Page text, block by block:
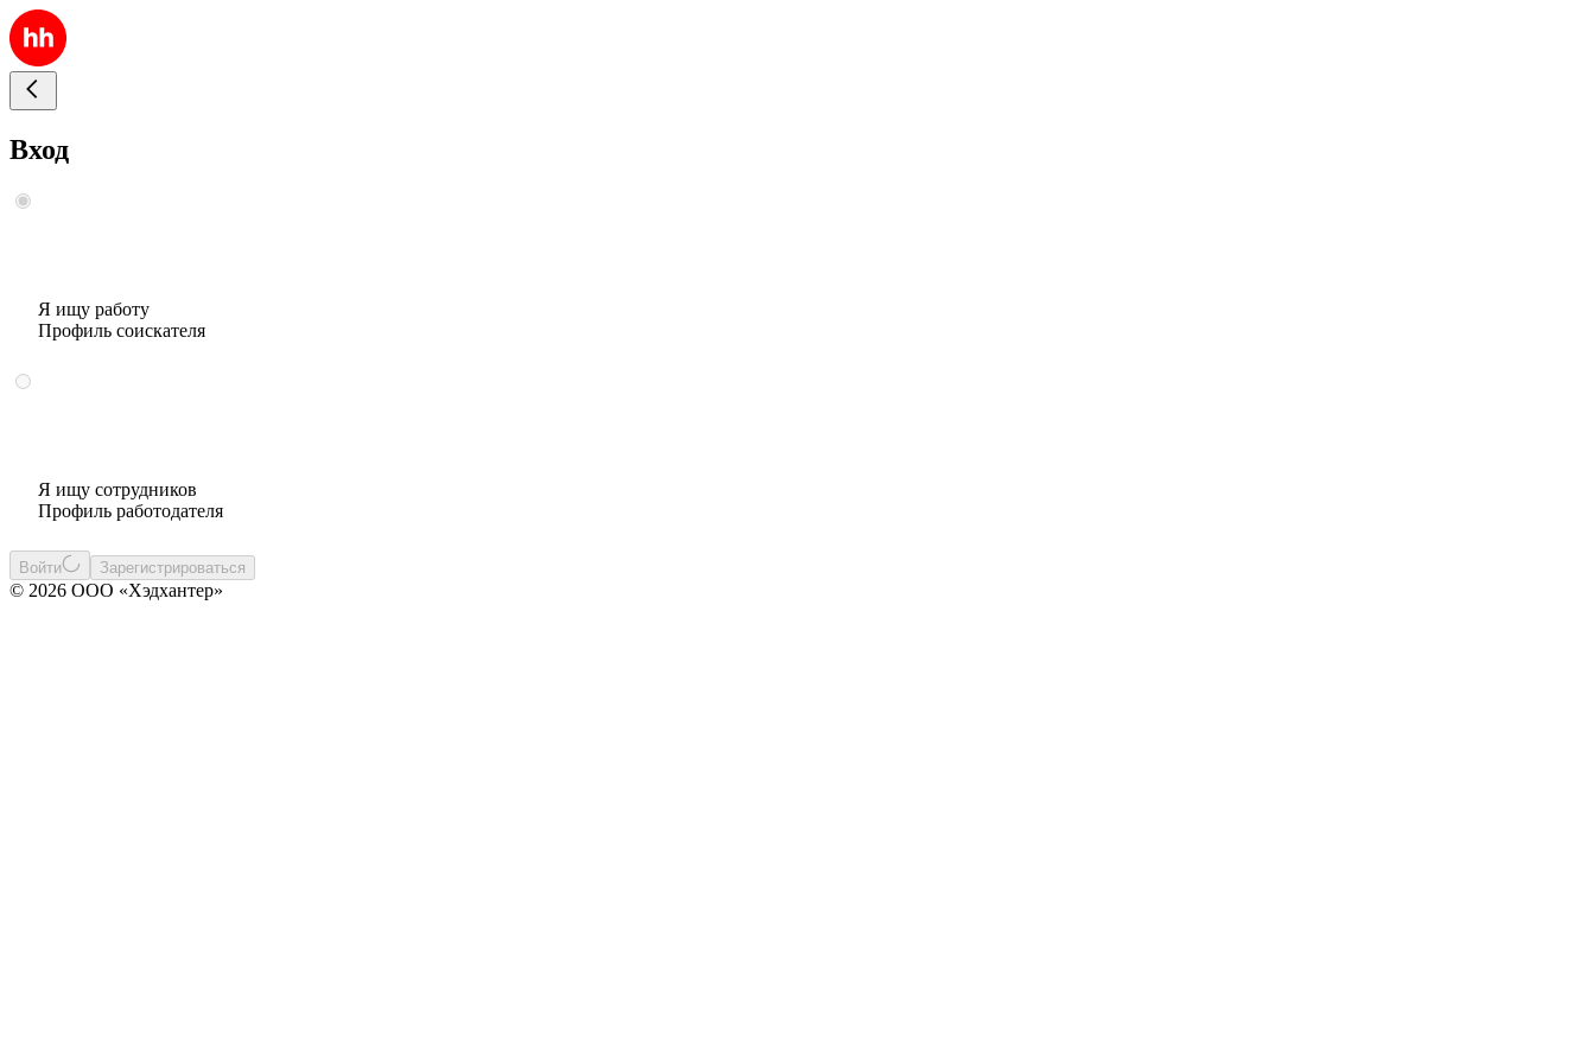
Вход
Я ищу работу
Профиль соискателя
Я ищу сотрудников
Профиль работодателя
Войти Зарегистрироваться
© 2026 ООО «Хэдхантер»